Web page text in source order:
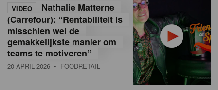
VIDEO
Nathalie Matterne
(Carrefour): “Rentabiliteit is
misschien wel de
gemakkelijkste manier om
teams te motiveren”
20 APRIL 2026 • FOODRETAIL